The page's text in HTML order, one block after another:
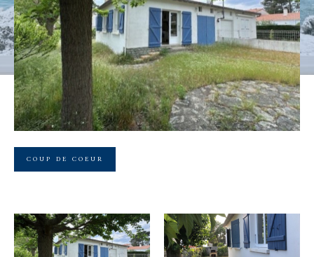
COUP DE COEUR
Budget
Budget
Surface
Surface
Pièces
Pièces
Référence
AFFINER LES CRITÈRES